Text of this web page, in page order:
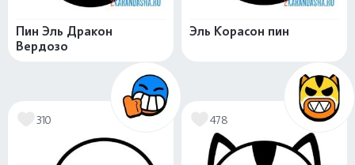
Пин Эль Дракон
Вердозо
Эль Корасон пин
310 478